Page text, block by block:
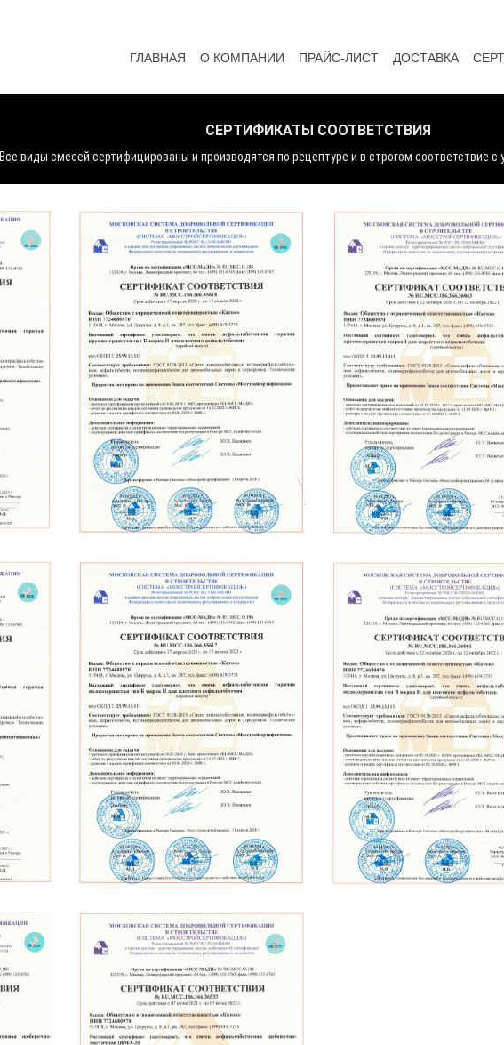
ГЛАВНАЯ О КОМПАНИИ ПРАЙС-ЛИСТ ДОСТАВКА
СЕРТИФИКАТЫ СООТВЕТСТВИЯ
Все виды смесей сертифицированы и производятся по рецептуре и в строгом соответствие с